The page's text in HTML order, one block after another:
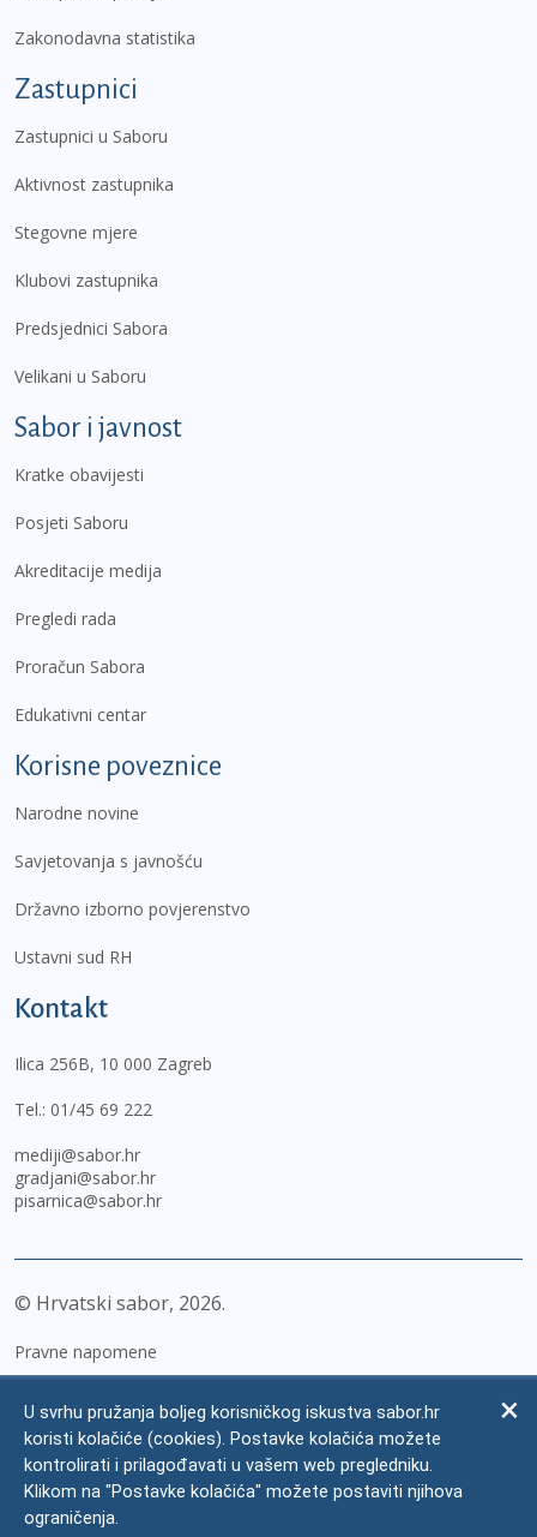
Zakonodavna statistika
Zastupnici
Zastupnici u Saboru
Aktivnost zastupnika
Stegovne mjere
Klubovi zastupnika
Predsjednici Sabora
Velikani u Saboru
Sabor i javnost
Kratke obavijesti
Posjeti Saboru
Akreditacije medija
Pregledi rada
Proračun Sabora
Edukativni centar
Korisne poveznice
Narodne novine
Savjetovanja s javnošću
Državno izborno povjerenstvo
Ustavni sud RH
Kontakt
Ilica 256B, 10 000 Zagreb
Tel.: 01/45 69 222
mediji@sabor.hr
gradjani@sabor.hr
pisarnica@sabor.hr
© Hrvatski sabor, 2026
Pravne napomene
Zaštita osobnih podataka
Impressum
Česta pitanja
U svrhu pružanja boljeg korisničkog iskustva sabor.hr
koristi kolačiće (cookies). Postavke kolačića možete
kontrolirati i prilagođavati u vašem web pregledniku.
Klikom na "Postavke kolačića" možete postaviti njihova
ograničenja.